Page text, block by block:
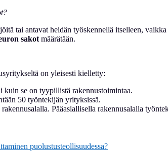
tai antavat heidän työskennellä itselleen,
sakot määrätään.
on yleisesti kielletty:
kuin se on tyypillistä rakennustoimintaa.
50 työntekijän yrityksissä.
Pääasiallisella rakennusalalla
puolustusteollisuudessa?